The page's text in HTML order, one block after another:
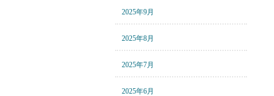
2025年9月
2025年8月
2025年7月
2025年6月